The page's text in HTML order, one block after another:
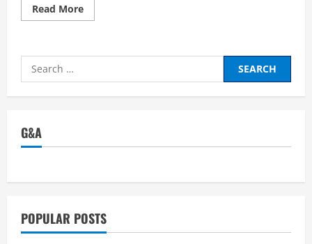
Read MoreRead
more
な
ー
ジ
絵
か
経
歴
と
Search
for:
G&A
POPULAR POSTS